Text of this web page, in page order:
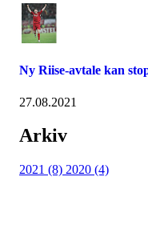
Ny Riise-avtale kan
27.08.2021
Arkiv
2021 (8) 2020 (4)